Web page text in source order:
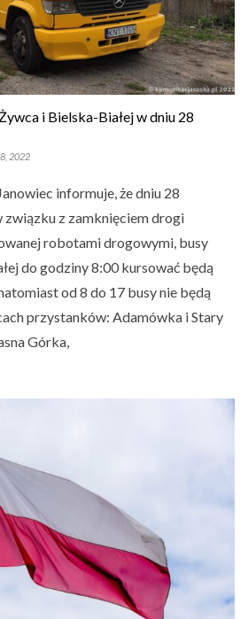
i Bielska-Białej w dniu 28
2022
informuje, że dniu 28
związku z zamknięciem drogi
robotami drogowymi, busy
do godziny 8:00 kursować będą
od 8 do 17 busy nie będą
przystanków: Adamówka i Stary
Górka,